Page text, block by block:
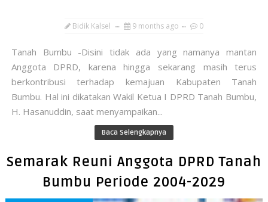
Bidik Kalsel 9 months ago 0
Tanah Bumbu -Disini tidak ada yang namanya mantan
Anggota DPRD, karena hingga sekarang masih terus
berkontribusi terhadap kemajuan Kabupaten Tanah
Bumbu. Hal ini dikatakan Wakil Ketua I DPRD Tanah Bumbu,
H. Hasanuddin, saat menyampaikan...
Baca Selengkapnya
Semarak Reuni Anggota DPRD Tanah
Bumbu Periode 2004-2029